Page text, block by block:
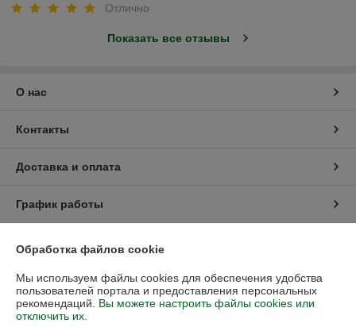
Отлично
Показать все отзывы
О нас
Контакты
Доставка и оплата
График работы
Политика обработки cookies
Сайт создан на платформе Deal.by
Обработка файлов cookie
Мы используем файлы cookies для обеспечения удобства
пользователей портала и предоставления персональных
рекомендаций. Вы можете настроить файлы cookies или
отключить их.